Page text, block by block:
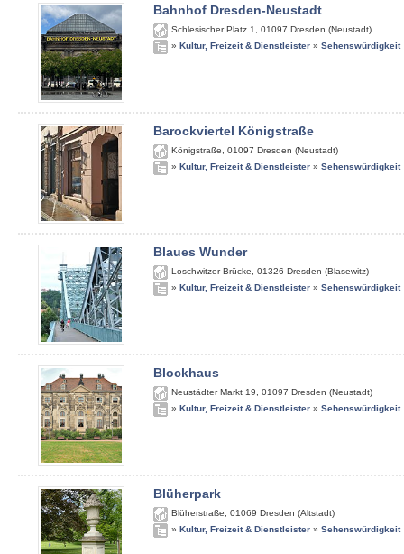
Bahnhof Dresden-Neustadt
Schlesischer Platz 1 01097 Dresden (Neustadt)
» Kultur, Freizeit & Dienstleister » Sehenswürdigkeit
Barockviertel Königstraße
Königstraße 01097 Dresden (Neustadt)
» Kultur, Freizeit & Dienstleister » Sehenswürdigkeit
Blaues Wunder
Loschwitzer Brücke 01326 Dresden (Blasewitz)
» Kultur, Freizeit & Dienstleister » Sehenswürdigkeit
Blockhaus
Neustädter Markt 19 01097 Dresden (Neustadt)
» Kultur, Freizeit & Dienstleister » Sehenswürdigkeit
Blüherpark
Blüherstraße 01069 Dresden (Altstadt)
» Kultur, Freizeit & Dienstleister » Sehenswürdigkeit